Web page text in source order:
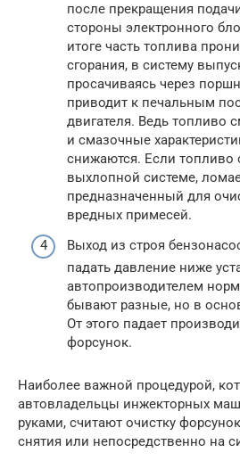
после прекращения
стороны электронного
итоге часть топлива
сгорания, в систему
просачиваясь через
приводит к печальным
двигателя. Ведь топливо
и смазочные
снижаются. Если топливо
выхлопной системе,
предназначенный для
вредных примесей.
Выход из строя
падать давление ниже
автопроизводителем
бывают разные, но в
От этого падает
форсунок.
Наиболее важной процедурой,
автовладельцы инжекторных
руками, считают очистку
снятия или непосредственно на